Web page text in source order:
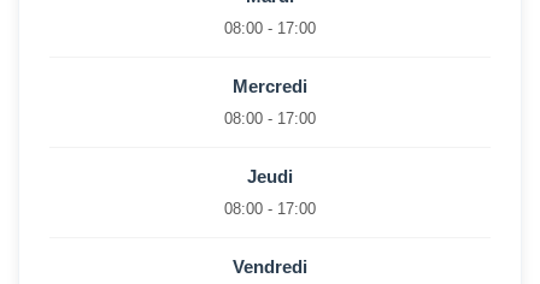
08:00 - 17:00
Mercredi
08:00 - 17:00
Jeudi
08:00 - 17:00
Vendredi